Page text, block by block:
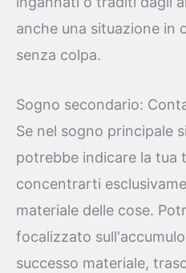
anche una situazione in
senza colpa.
Sogno secondario:
Se nel sogno principale
potrebbe indicare la tua
concentrarti
materiale delle cose.
focalizzato
successo materiale,